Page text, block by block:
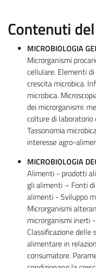
Contenuti
MICROBIOLOGIA
Microrganismi
cellulare. Elementi
crescita microbica.
microbica.
dei microrganismi:
colture di laboratorio
Tassonomia
interesse agro-
MICROBIOLOGIA
Alimenti - prodotti
gli alimenti – Fonti
alimenti - Sviluppo
Microrganismi
microrganismi inerti
Classificazione delle
alimentare in
consumatore.